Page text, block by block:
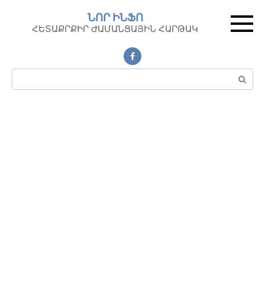
контенту
ՆՈՐ ԻՆՖՈ
ՀԵՏԱՔՐՔԻՐ ԺԱՄԱՆՑԱՅԻՆ ՀԱՐԹԱԿ
Поиск: